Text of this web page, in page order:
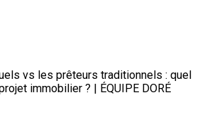
vs les prêteurs traditionnels : quel
immobilier ? | ÉQUIPE DORÉ